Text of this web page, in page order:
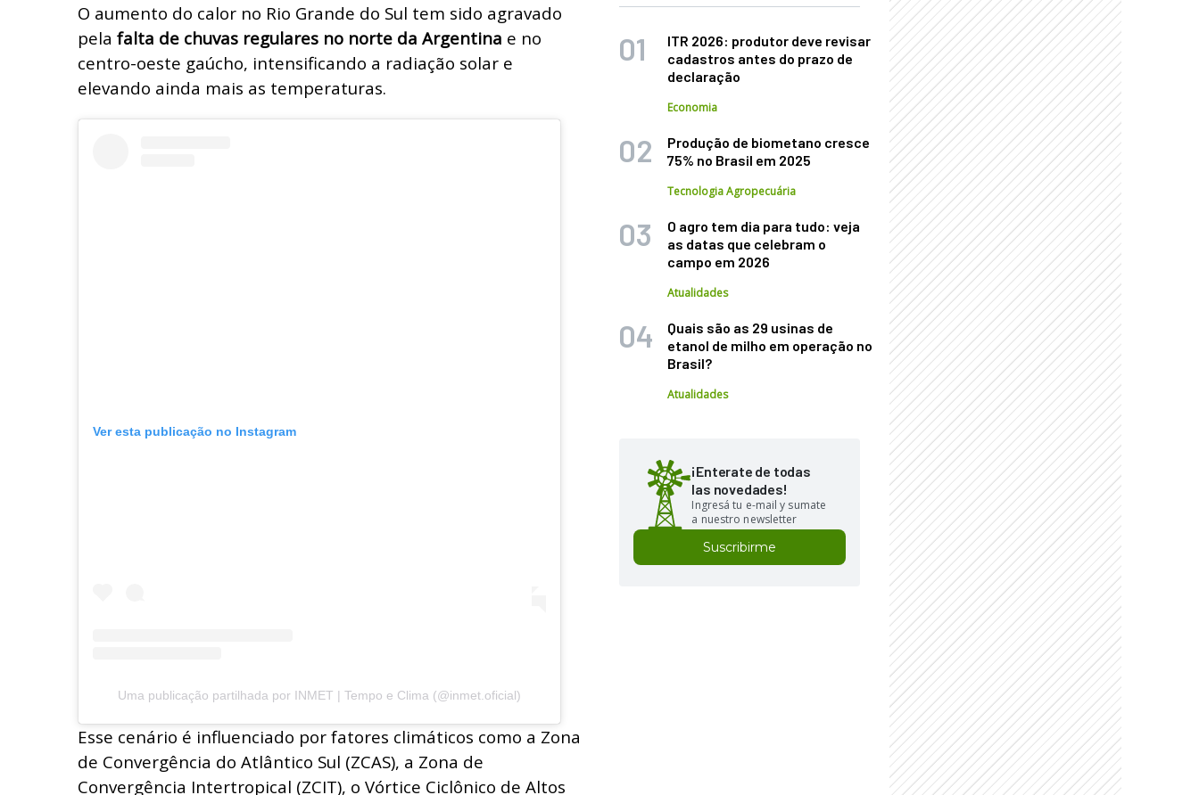
O aumento do calor no Rio Grande do Sul tem sido agravado
pela falta de chuvas regulares no norte da Argentina e no
centro-oeste gaúcho, intensificando a radiação solar e
elevando ainda mais as temperaturas.
Ver esta publicação no Instagram
Uma publicação partilhada por INMET | Tempo e Clima (@inmet.oficial)
Esse cenário é influenciado por fatores climáticos como a Zona
de Convergência do Atlântico Sul (ZCAS), a Zona de
Convergência Intertropical (ZCIT), o Vórtice Ciclônico de Altos
ITR 2026: produtor deve revisar
cadastros antes do prazo de
declaração
Economia
Produção de biometano cresce
75% no Brasil em 2025
Tecnologia Agropecuária
O agro tem dia para tudo: veja
as datas que celebram o
campo em 2026
Atualidades
Quais são as 29 usinas de
etanol de milho em operação no
Brasil?
Atualidades
¡Enterate de todas
las novedades!
Ingresá tu e-mail y sumate
a nuestro newsletter
Suscribirme